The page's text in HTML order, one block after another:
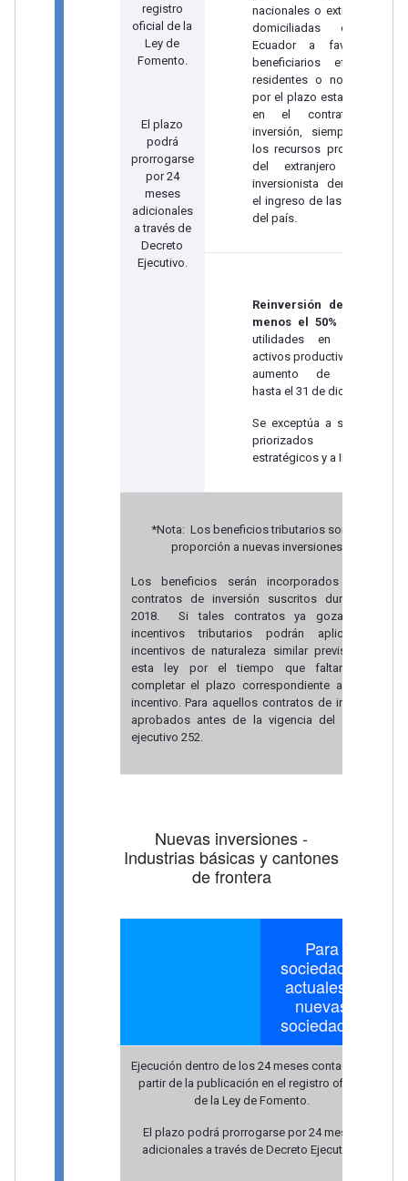
registro
oficial de la
Ley de
Fomento.
El plazo
podrá
prorrogarse
por 24
meses
adicionales
a través de
Decreto
Ejecutivo.
nacionales o extranjeras
domiciliadas en el
Ecuador a favor de
beneficiarios efectivos
residentes o no, hasta
por el plazo establecido
en el contrato de
inversión, siempre que
los recursos provengan
del extranjero y el
inversionista demuestre
el ingreso de las divisas
del país.
Reinversión desde al
menos el 50%
utilidades en nuevos
activos productivos, con
aumento de capital
hasta el 31 de diciembre.
Se exceptúa a sectores
priorizados y/o
estratégicos y a IFIS.
*Nota: Los beneficios tributarios son en
proporción a nuevas inversiones
Los beneficios serán incorporados a los
contratos de inversión suscritos durante el
2018. Si tales contratos ya gozaren de
incentivos tributarios podrán aplicar los
incentivos de naturaleza similar previstos en
esta ley por el tiempo que faltare para
completar el plazo correspondiente al nuevo
incentivo. Para aquellos contratos de inversión
aprobados antes de la vigencia del decreto
ejecutivo 252.
Nuevas inversiones -
Industrias básicas y cantones
de frontera
Para
sociedades
actuales y
nuevas
sociedades
Ejecución dentro de los 24 meses contados a
partir de la publicación en el registro oficial
de la Ley de Fomento.
El plazo podrá prorrogarse por 24 meses
adicionales a través de Decreto Ejecutivo.